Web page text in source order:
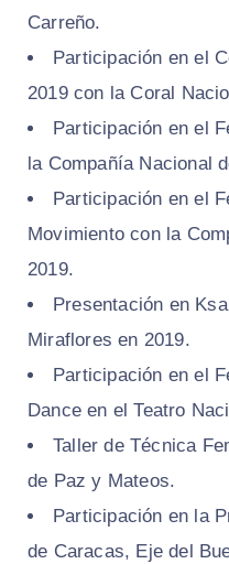
Carreño.
Participación en el
2019 con la Coral
Participación en el
la Compañía Nacional
Participación en el
Movimiento con la
2019.
Presentación en
Miraflores en 2019.
Participación en el
Dance en el Teatro
Taller de Técnica
de Paz y Mateos.
Participación en la
de Caracas, Eje del